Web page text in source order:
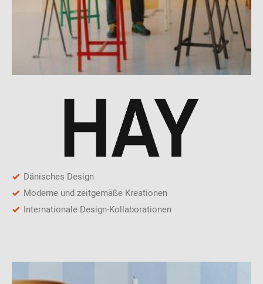
Dänisches Design
Moderne und zeitgemäße Kreationen
Internationale Design-Kollaborationen